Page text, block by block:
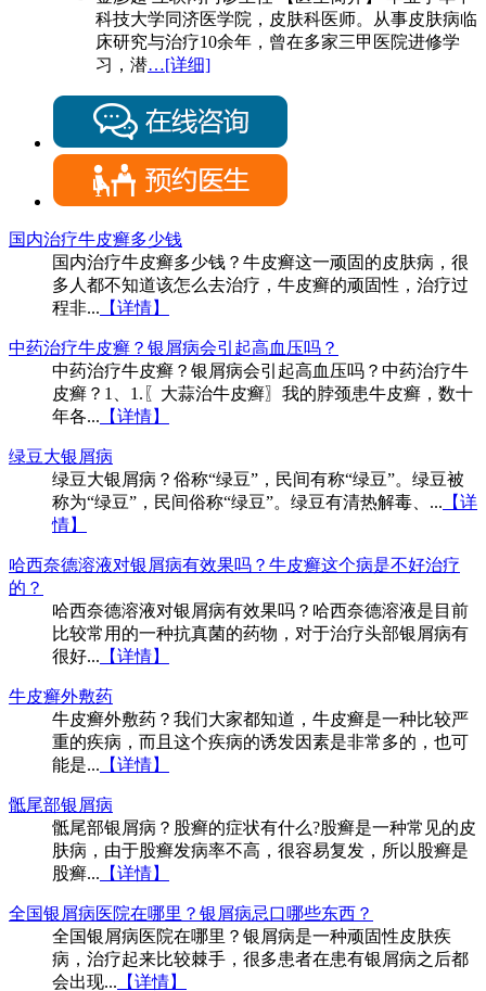
科技大学同济医学院，皮肤科医师。从事皮肤病临
床研究与治疗10余年，曾在多家三甲医院进修学
习，潜…[详细]
国内治疗牛皮癣多少钱
国内治疗牛皮癣多少钱？牛皮癣这一顽固的皮肤病，很
多人都不知道该怎么去治疗，牛皮癣的顽固性，治疗过
程非... 【详情】
中药治疗牛皮癣？银屑病会引起高血压吗？
中药治疗牛皮癣？银屑病会引起高血压吗？中药治疗牛
皮癣？1、1.〖大蒜治牛皮癣〗我的脖颈患牛皮癣，数十
年各... 【详情】
绿豆大银屑病
绿豆大银屑病？俗称“绿豆”，民间有称“绿豆”。绿豆被
称为“绿豆”，民间俗称“绿豆”。绿豆有清热解毒、... 【详
情】
哈西奈德溶液对银屑病有效果吗？牛皮癣这个病是不好治疗
的？
哈西奈德溶液对银屑病有效果吗？哈西奈德溶液是目前
比较常用的一种抗真菌的药物，对于治疗头部银屑病有
很好... 【详情】
牛皮癣外敷药
牛皮癣外敷药？我们大家都知道，牛皮癣是一种比较严
重的疾病，而且这个疾病的诱发因素是非常多的，也可
能是... 【详情】
骶尾部银屑病
骶尾部银屑病？股癣的症状有什么?股癣是一种常见的皮
肤病，由于股癣发病率不高，很容易复发，所以股癣是
股癣... 【详情】
全国银屑病医院在哪里？银屑病忌口哪些东西？
全国银屑病医院在哪里？银屑病是一种顽固性皮肤疾
病，治疗起来比较棘手，很多患者在患有银屑病之后都
会出现... 【详情】